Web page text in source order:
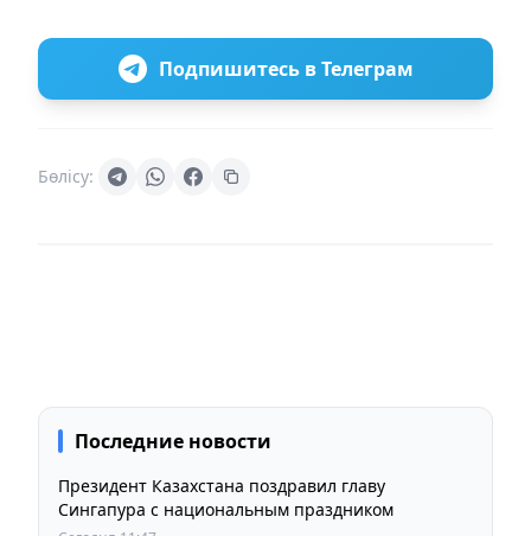
Подпишитесь в Телеграм
Бөлісу:
Последние новости
Президент Казахстана поздравил главу
Сингапура с национальным праздником